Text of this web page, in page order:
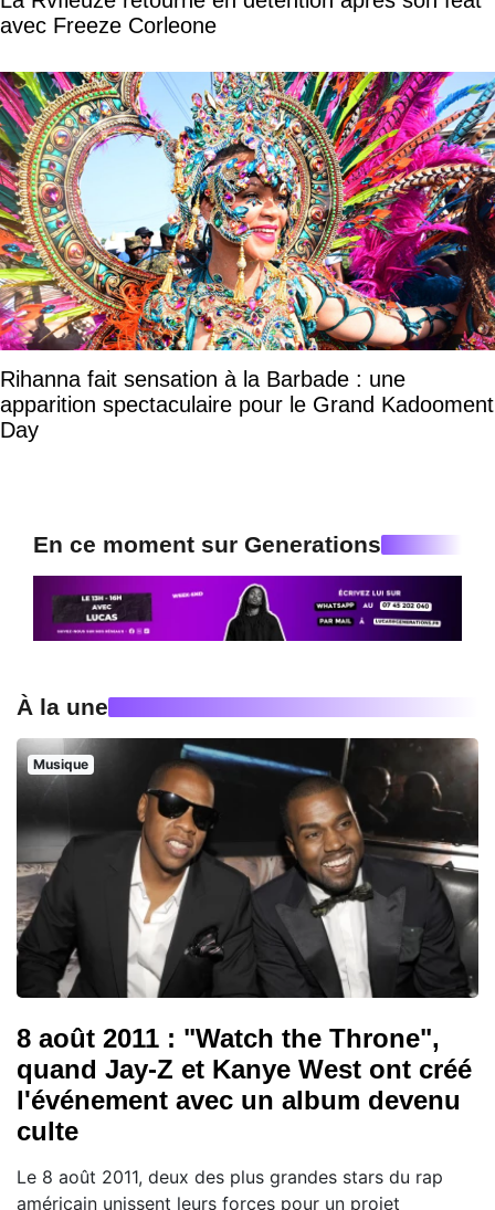
avec Freeze Corleone
Rihanna fait sensation à la Barbade : une
apparition spectaculaire pour le Grand Kadooment
Day
En ce moment sur Generations
À la une
Musique
8 août 2011 : "Watch the Throne",
quand Jay-Z et Kanye West ont créé
l'événement avec un album devenu
culte
Le 8 août 2011, deux des plus grandes stars du rap
américain unissent leurs forces pour un projet